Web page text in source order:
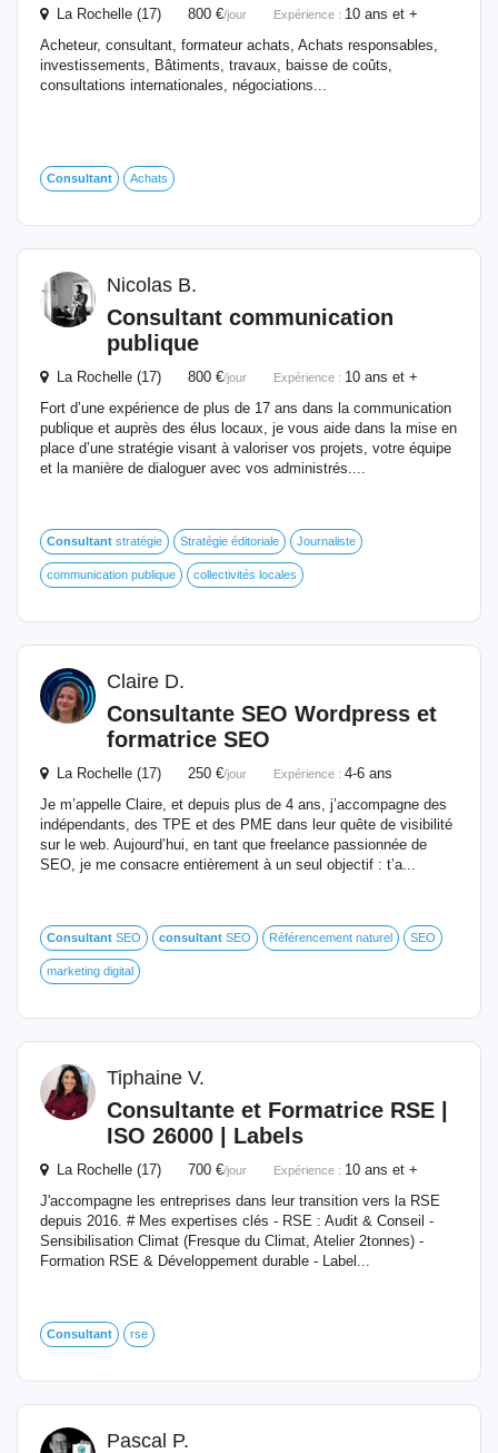
La Rochelle (17) 800 €/jour Expérience : 10 ans et +
Acheteur, consultant, formateur achats, Achats responsables,
investissements, Bâtiments, travaux, baisse de coûts,
consultations internationales, négociations...
Consultant Achats
Nicolas B.
Consultant communication
publique
La Rochelle (17) 800 €/jour Expérience : 10 ans et +
Fort d’une expérience de plus de 17 ans dans la communication
publique et auprès des élus locaux, je vous aide dans la mise en
place d’une stratégie visant à valoriser vos projets, votre équipe
et la manière de dialoguer avec vos administrés....
Consultant stratégie Stratégie éditoriale Journaliste
communication publique collectivités locales
Claire D.
Consultante SEO Wordpress et
formatrice SEO
La Rochelle (17) 250 €/jour Expérience : 4-6 ans
Je m’appelle Claire, et depuis plus de 4 ans, j’accompagne des
indépendants, des TPE et des PME dans leur quête de visibilité
sur le web. Aujourd’hui, en tant que freelance passionnée de
SEO, je me consacre entièrement à un seul objectif : t’a...
Consultant SEO consultant SEO Référencement naturel SEO
marketing digital
Tiphaine V.
Consultante et Formatrice RSE |
ISO 26000 | Labels
La Rochelle (17) 700 €/jour Expérience : 10 ans et +
J'accompagne les entreprises dans leur transition vers la RSE
depuis 2016. # Mes expertises clés - RSE : Audit & Conseil -
Sensibilisation Climat (Fresque du Climat, Atelier 2tonnes) -
Formation RSE & Développement durable - Label...
Consultant rse
Pascal P.